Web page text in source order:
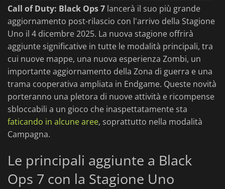
Call of Duty: Black Ops 7 lancerà il suo più grande
aggiornamento post-rilascio con l'arrivo della Stagione
Uno il 4 dicembre 2025. La nuova stagione offrirà
aggiunte significative in tutte le modalità principali, tra
cui nuove mappe, una nuova esperienza Zombi, un
importante aggiornamento della Zona di guerra e una
trama cooperativa ampliata in Endgame. Queste novità
porteranno una pletora di nuove attività e ricompense
sbloccabili a un gioco che inaspettatamente sta
faticando in alcune aree, soprattutto nella modalità
Campagna.
Le principali aggiunte a Black
Ops 7 con la Stagione Uno